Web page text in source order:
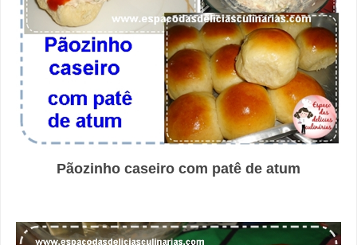
Pãozinho caseiro com patê de atum